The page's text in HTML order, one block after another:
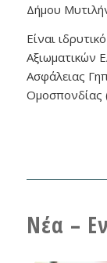
Δήμου
Είναι
Αξιωματικών
Ασφάλειας
Νέα –